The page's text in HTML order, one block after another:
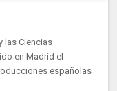
las Ciencias
en Madrid el
españolas